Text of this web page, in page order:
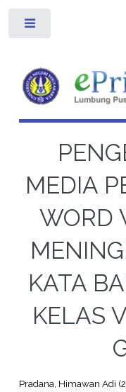
MEDIA
WORD
KATA
KELAS
Pradana, Himawan Adi